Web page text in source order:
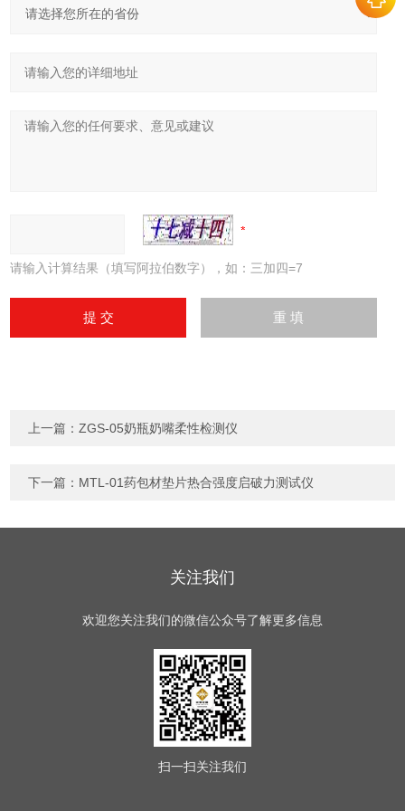
请输入计算结果（填写阿拉伯数字），如：三加四=7
上一篇：ZGS-05奶瓶奶嘴柔性检测仪
下一篇： MTL-01药包材垫片热合强度启破力测试仪
关注我们
欢迎您关注我们的微信公众号了解更多信息
扫一扫关注我们